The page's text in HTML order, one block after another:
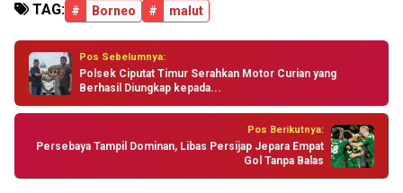
TAG: # Borneo # malut
Pos Sebelumnya:
Polsek Ciputat Timur Serahkan Motor Curian yang
Berhasil Diungkap kepada...
Pos Berikutnya:
Persebaya Tampil Dominan, Libas Persijap Jepara Empat
Gol Tanpa Balas